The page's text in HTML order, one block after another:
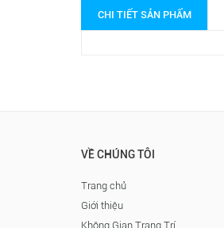
CHI TIẾT SẢN PHẨM
VỀ CHÚNG TÔI
Trang chủ
Giới thiệu
Không Gian Trang Trí